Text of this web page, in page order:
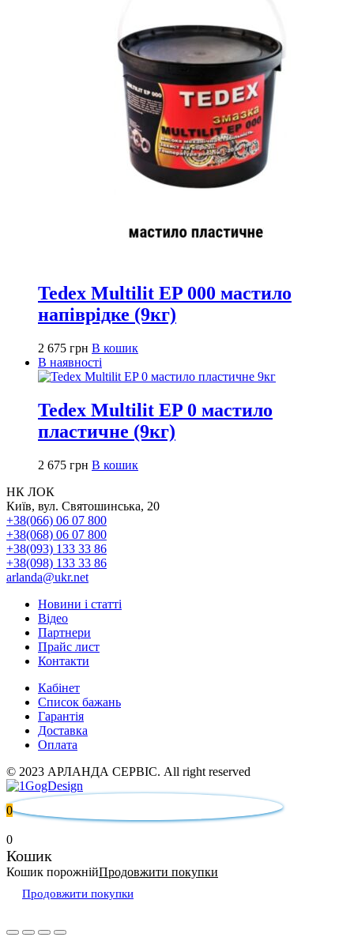
Tedex Multilit EP 000 мастило
напіврідке (9кг)
2 675 грн В кошик
В наявності
Tedex Multilit EP 0 мастило
пластичне (9кг)
2 675 грн В кошик
НК ЛОК
Київ, вул. Святошинська, 20
+38(066) 06 07 800
+38(068) 06 07 800
+38(093) 133 33 86
+38(098) 133 33 86
arlanda@ukr.net
Новини і статті
Відео
Партнери
Прайс лист
Контакти
Кабінет
Список бажань
Гарантія
Доставка
Оплата
© 2023 АРЛАНДА СЕРВІС. All right reserved
0
0
Кошик
Кошик порожнійПродовжити покупки
Продовжити покупки